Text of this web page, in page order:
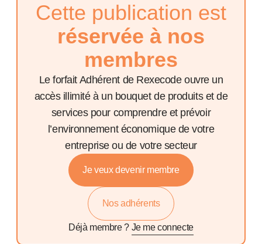
Cette publication est
réservée à nos
membres
Le forfait Adhérent de Rexecode ouvre un
accès illimité à un bouquet de produits et de
services pour comprendre et prévoir
l’environnement économique de votre
entreprise ou de votre secteur
Je veux devenir membre
Nos adhérents
Déjà membre ? Je me connecte